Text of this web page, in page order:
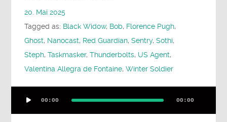
20. Mai 2025
Tagged as: Black Widow, Bob, Florence Pugh,
Ghost, Nanocast, Red Guardian,Sentry,Sothi,
Steph,Taskmasker,Thunderbolts, US Agent,
Valentina Allegra de Fontaine,Winter Soldier
Player
00:00 00:00